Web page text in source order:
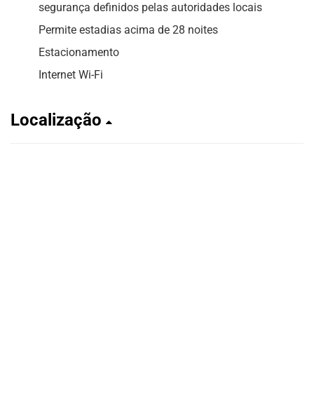
segurança definidos pelas autoridades locais
Permite estadias acima de 28 noites
Estacionamento
Internet Wi-Fi
Localização